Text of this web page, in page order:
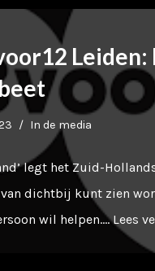
In de media
legt het Zuid-
dichtbij kunt zien
wil helpen.…Lees